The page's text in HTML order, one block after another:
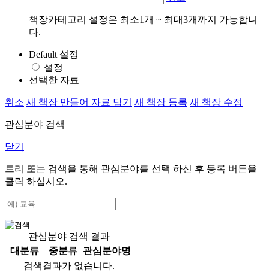
책장카테고리 설정은 최소1개 ~ 최대3개까지 가능합니
다.
Default 설정
설정
선택한 자료
취소 새 책장 만들어 자료 담기 새 책장 등록 새 책장 수정
관심분야 검색
닫기
트리 또는 검색을 통해 관심분야를 선택 하신 후 등록 버튼을
클릭 하십시오.
관심분야 검색 결과
대분류
중분류
관심분야명
검색결과가 없습니다.